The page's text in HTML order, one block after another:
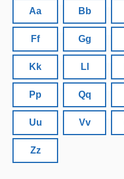
Aa Bb
Ff Gg
Kk Ll
Pp Qq
Uu Vv
Zz